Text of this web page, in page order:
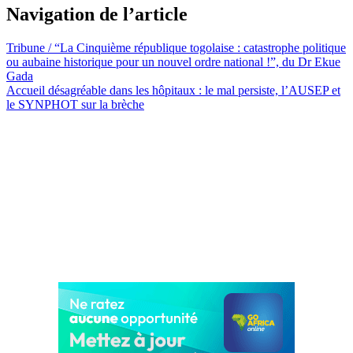
Navigation de l’article
Tribune / “La Cinquième république togolaise : catastrophe politique
ou aubaine historique pour un nouvel ordre national !”, du Dr Ekue
Gada
Accueil désagréable dans les hôpitaux : le mal persiste, l’AUSEP et
le SYNPHOT sur la brèche